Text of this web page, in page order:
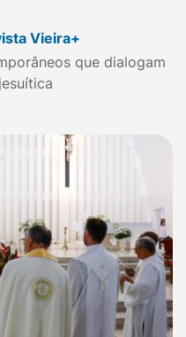
Vieira+
que dialogam
jesuítica